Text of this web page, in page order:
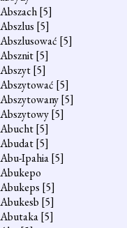
Abszach[5]
Abszlus [5]
Abszlusować [5]
Absznit[5]
Abszyt[5]
Abszytować [5]
Abszytowany[5]
Abszytowy[5]
Abucht[5]
Abudat[5]
Abu-Ipahia[5]
Abukepo
Abukeps [5]
Abukesb [5]
Abutaka[5]